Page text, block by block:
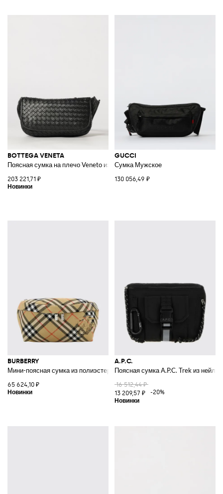
BOTTEGA VENETA
Поясная сумка на плечо Veneto из плетеной кожи ягненка Intrecciato
203 221,71 ₽
GUCCI
Сумка Мужское
130 056,49 ₽
BURBERRY
Мини-поясная сумка из полиэстера с узором Vintage Check и
65 624,10 ₽
A.P.C.
Поясная сумка A.P.C. Trek из
16 512,44 ₽
13 209,57 ₽
-20%